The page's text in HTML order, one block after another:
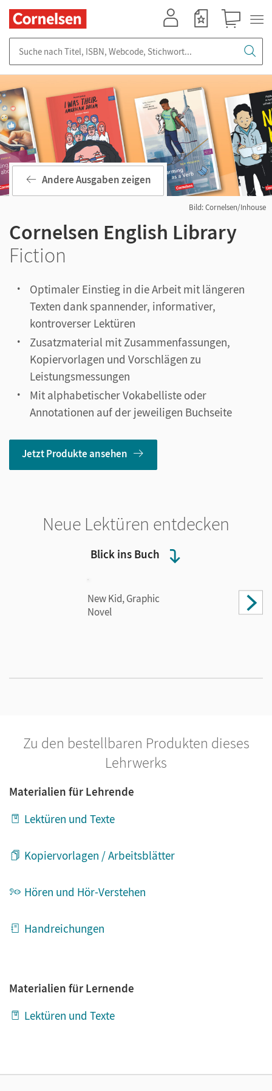
Bild: Cornelsen/Inhouse
Andere Ausgaben zeigen
Cornelsen English Library
Fiction
Optimaler Einstieg in die Arbeit mit längeren
Texten dank spannender, informativer,
kontroverser Lektüren
Zusatzmaterial mit Zusammenfassungen,
Kopiervorlagen und Vorschlägen zu
Leistungsmessungen
Mit alphabetischer Vokabelliste oder
Annotationen auf der jeweiligen Buchseite
Jetzt Produkte ansehen
Neue Lektüren entdecken
Blick ins Buch
New Kid, Graphic
Novel
Zu den bestellbaren Produkten dieses
Lehrwerks
Materialien für Lehrende
Lektüren und Texte
Kopiervorlagen / Arbeitsblätter
Hören und Hör-Verstehen
Handreichungen
Materialien für Lernende
Lektüren und Texte